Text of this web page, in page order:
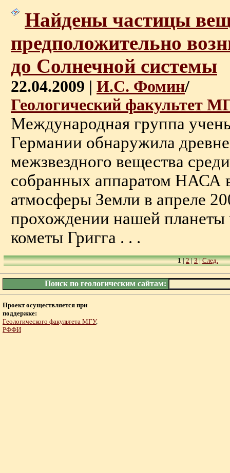
Найдены частицы
предположительно
до Солнечной системы
22.04.2009 | И.С. Фомин/
Геологический факультет
Международная группа
Германии обнаружила
межзвездного вещества
собранных аппаратом НАСА
атмосферы Земли в апреле
прохождении нашей планеты
кометы Григга . . .
1|2|3|След.
Поиск по геологическим сайтам:
Проект осуществляется при
поддержке:
Геологического факультета МГУ,
РФФИ